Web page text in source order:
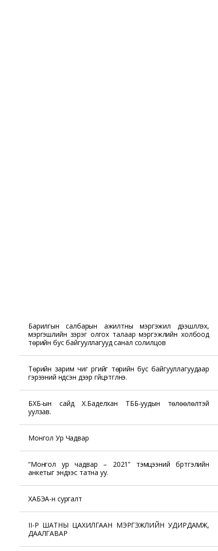
Барилгын салбарын ажилтны мэргэжил дээшлүүлэх,
мэргэшлийн зэрэг олгох талаар мэргэжлийн холбоод
төрийн бус байгууллагууд санал солилцов
Төрийн зарим чиг үүргийг төрийн бус байгууллагуудаар
гэрээний үндсэн дээр гүйцэтгүүлнэ.
БХБ-ын сайд Х.Баделхан ТББ-уудын төлөөлөлтэй
уулзав.
Монгол Ур Чадвар
“Монгол ур чадвар – 2021” тэмцээний бүртгэлийн
анкетыг эндээс татна уу.
ХАБЭА-н сургалт
II-Р ШАТНЫ ЦАХИЛГААН МЭРГЭЖЛИЙН УДИРДАМЖ,
ДААЛГАВАР